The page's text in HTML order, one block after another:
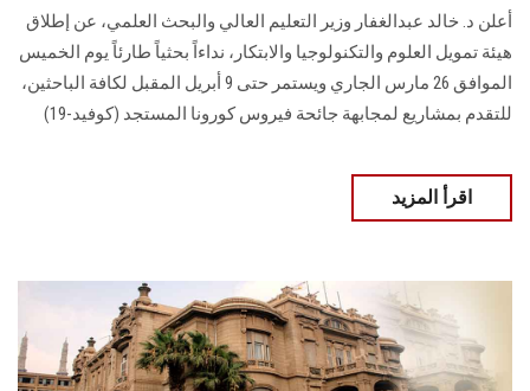
الموظفون
الزائـرون
أعلن د. خالد عبدالغفار وزير التعليم العالي والبحث العلمي، عن إطلاق
هيئة تمويل العلوم والتكنولوجيا والابتكار، نداءاً بحثياً طارئاً يوم الخميس
الموافق 26 مارس الجاري ويستمر حتى 9 أبريل المقبل لكافة الباحثين،
للتقدم بمشاريع لمجابهة جائحة فيروس كورونا المستجد (كوفيد-19)
اقرأ المزيد